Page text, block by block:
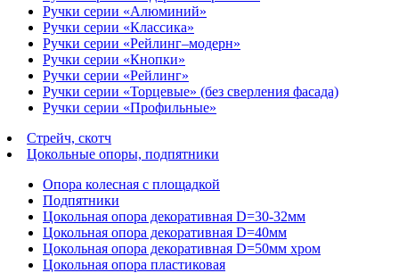
Ручки серии «Алюминий»
Ручки серии «Классика»
Ручки серии «Рейлинг–модерн»
Ручки серии «Кнопки»
Ручки серии «Рейлинг»
Ручки серии «Торцевые» (без сверления фасада)
Ручки серии «Профильные»
Стрейч, скотч
Цокольные опоры, подпятники
Опора колесная с площадкой
Подпятники
Цокольная опора декоративная D=30-32мм
Цокольная опора декоративная D=40мм
Цокольная опора декоративная D=50мм хром
Цокольная опора пластиковая